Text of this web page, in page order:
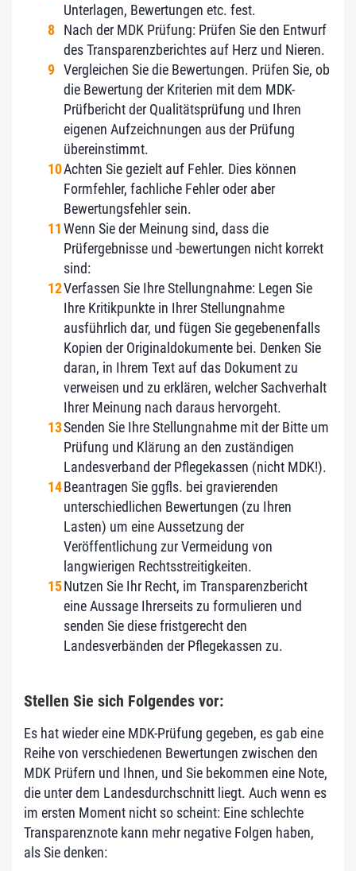
Unterlagen, Bewertungen etc. fest.
Nach der MDK Prüfung: Prüfen Sie den Entwurf
des Transparenzberichtes auf Herz und Nieren.
Vergleichen Sie die Bewertungen. Prüfen Sie, ob
die Bewertung der Kriterien mit dem MDK-
Prüfbericht der Qualitätsprüfung und Ihren
eigenen Aufzeichnungen aus der Prüfung
übereinstimmt.
Achten Sie gezielt auf Fehler. Dies können
Formfehler, fachliche Fehler oder aber
Bewertungsfehler sein.
Wenn Sie der Meinung sind, dass die
Prüfergebnisse und -bewertungen nicht korrekt
sind:
Verfassen Sie Ihre Stellungnahme: Legen Sie
Ihre Kritikpunkte in Ihrer Stellungnahme
ausführlich dar, und fügen Sie gegebenenfalls
Kopien der Originaldokumente bei. Denken Sie
daran, in Ihrem Text auf das Dokument zu
verweisen und zu erklären, welcher Sachverhalt
Ihrer Meinung nach daraus hervorgeht.
Senden Sie Ihre Stellungnahme mit der Bitte um
Prüfung und Klärung an den zuständigen
Landesverband der Pflegekassen (nicht MDK!).
Beantragen Sie ggfls. bei gravierenden
unterschiedlichen Bewertungen (zu Ihren
Lasten) um eine Aussetzung der
Veröffentlichung zur Vermeidung von
langwierigen Rechtsstreitigkeiten.
Nutzen Sie Ihr Recht, im Transparenzbericht
eine Aussage Ihrerseits zu formulieren und
senden Sie diese fristgerecht den
Landesverbänden der Pflegekassen zu.
Stellen Sie sich Folgendes vor:
Es hat wieder eine MDK-Prüfung gegeben, es gab eine
Reihe von verschiedenen Bewertungen zwischen den
MDK Prüfern und Ihnen, und Sie bekommen eine Note,
die unter dem Landesdurchschnitt liegt. Auch wenn es
im ersten Moment nicht so scheint: Eine schlechte
Transparenznote kann mehr negative Folgen haben,
als Sie denken: